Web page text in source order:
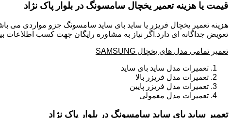
قیمت یا هزینه تعمیر یخچال سامسونگ در بلوار پاک نژاد
هزینه تعمیر یخچال فریزر یا ساید بای ساید سامسونگ جزو مواردی می
تعویض جداگانه ای دارد.اگر نیاز به مشاوره رایگان جهت کسب اطلاعات
تعمیر تمامی مدل های یخچال SAMSUNG
تعمیرات مدل ساید بای ساید
تعمیرات مدل فریزر بالا
تعمیرات مدل فریزر پایین
تعمیرات مدل معمولی
تعمیر ساید بای ساید سامسونگ در بلوار پاک نژاد